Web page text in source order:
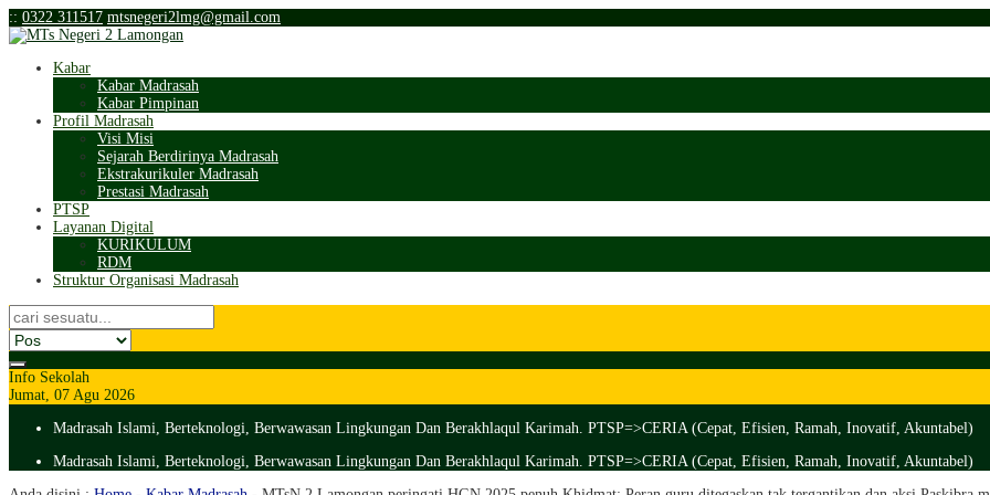
:: 0322 311517 mtsnegeri2lmg@gmail.com
Kabar
Kabar Madrasah
Kabar Pimpinan
Profil Madrasah
Visi Misi
Sejarah Berdirinya Madrasah
Ekstrakurikuler Madrasah
Prestasi Madrasah
PTSP
Layanan Digital
KURIKULUM
RDM
Struktur Organisasi Madrasah
Info Sekolah
Jumat, 07 Agu 2026
Madrasah Islami, Berteknologi, Berwawasan Lingkungan Dan Berakhlaqul Karimah. PTSP=>CERIA (Cepat, Efisien, Ramah, Inovatif, Akuntabel)
Madrasah Islami, Berteknologi, Berwawasan Lingkungan Dan Berakhlaqul Karimah. PTSP=>CERIA (Cepat, Efisien, Ramah, Inovatif, Akuntabel)